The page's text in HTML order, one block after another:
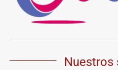
Nuestros